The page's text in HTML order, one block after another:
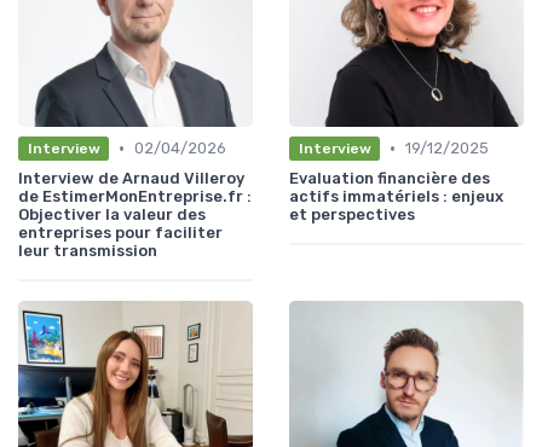
Interview • 02/04/2026
Interview de Arnaud Villeroy
de EstimerMonEntreprise.fr :
Objectiver la valeur des
entreprises pour faciliter
leur transmission
Interview • 19/12/2025
Evaluation financière des
actifs immatériels : enjeux
et perspectives